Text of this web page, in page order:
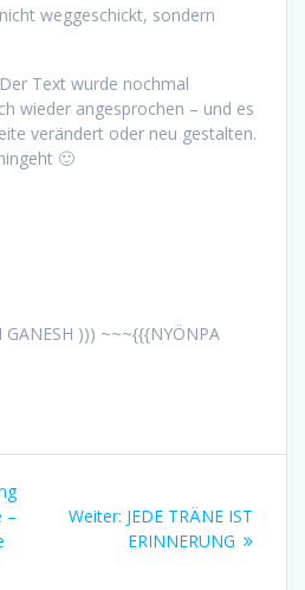
weggeschickt, sondern
Text wurde nochmal
wieder angesprochen – und es
verändert oder neu gestalten.
🙂
GANESH ))) ~~~{{{NYÖNPA
–
Weiter: Nächster
Beitrag:
JEDE TRÄNE IST
ERINNERUNG